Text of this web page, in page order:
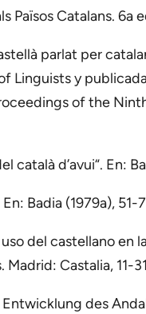
Països Catalans. 6a
parlat per
y
of the
d’avui“. En:
Badia (1979a), 51-
del castellano
Castalia, 11-
des